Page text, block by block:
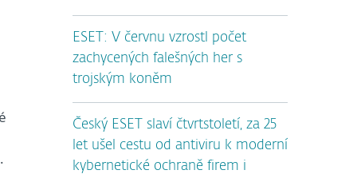
ESET: V červnu vzrostl počet
zachycených falešných her s
trojským koněm
Český ESET slaví čtvrtstoletí, za 25
let ušel cestu od antiviru k moderní
kybernetické ochraně firem i